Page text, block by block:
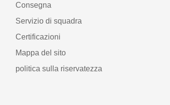
Consegna
Servizio di squadra
Certificazioni
Mappa del sito
politica sulla riservatezza